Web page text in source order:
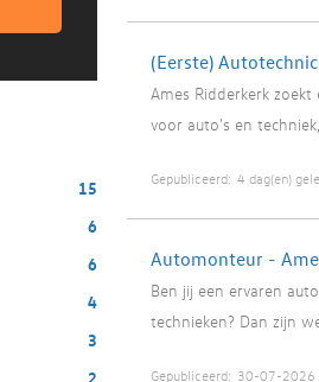
15
6
6
4
3
2
(Eerste)
Ames Ridderkerk
voor auto's en
Gepubliceerd: 4 dag(en)
Automonteur -
Ben jij een ervaren
technieken? Dan zijn
Gepubliceerd: 30-07-2026